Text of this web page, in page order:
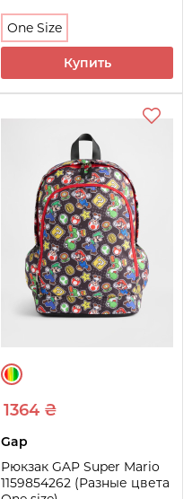
One Size
Купить
1364 ₴
Gap
Рюкзак GAP Super Mario
1159854262 (Разные цвета